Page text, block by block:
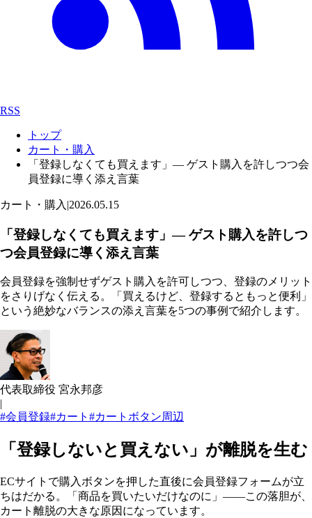
RSS
トップ
カート・購入
「登録しなくても買えます」— ゲスト購入を許しつつ会
員登録に導く添え言葉
カート・購入 |2026.05.15
「登録しなくても買えます」— ゲスト購入を許しつ
つ会員登録に導く添え言葉
会員登録を強制せずゲスト購入を許可しつつ、登録のメリット
をさりげなく伝える。「買えるけど、登録するともっと便利」
という絶妙なバランスの添え言葉を5つの事例で紹介します。
代表取締役 宮永邦彦
|
#会員登録#カート #カートボタン周辺
「登録しないと買えない」が離脱を生む
ECサイトで購入ボタンを押した直後に会員登録フォームが立
ちはだかる。「商品を買いたいだけなのに」——この落胆が、
カート離脱の大きな原因になっています。